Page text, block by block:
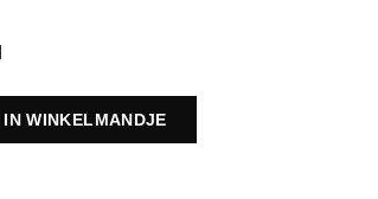
IN WINKELMANDJE